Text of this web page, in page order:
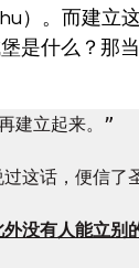
）。而建立
是什么？那
建立起来。”
这话，便信了
没有人能立别